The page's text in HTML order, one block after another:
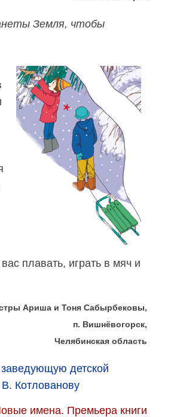
Земля, чтобы
плавать, играть в мяч и
Ариша и Тоня Сабырбековы,
п. Вишнёвогорск,
Челябинская область
детской
Котлованову
имена. Премьера книги